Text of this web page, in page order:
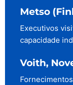
Metso
Executivos
capacidade
Voith,